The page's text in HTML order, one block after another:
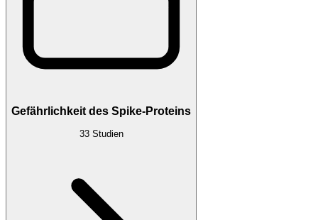
Gefährlichkeit des Spike-Proteins
33 Studien